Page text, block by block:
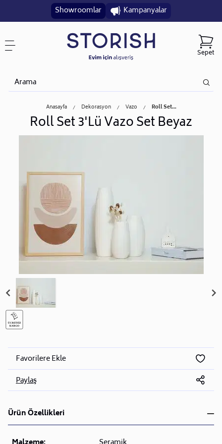
Showroomlar Kampanyalar
Sepet
Anasayfa Dekorasyon Vazo Roll Set...
Roll Set 3'Lü Vazo Set Beyaz
Favorilere Ekle
Paylaş
Ürün Özellikleri